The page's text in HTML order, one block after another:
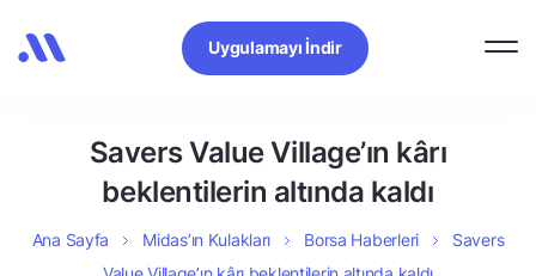
Uygulamayı İndir
Savers Value Village’ın kârı
beklentilerin altında kaldı
Ana Sayfa Midas’ın Kulakları Borsa Haberleri
Savers